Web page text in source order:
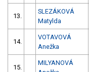
13.
SLEZÁKOVÁ
Matylda
14.
VOTAVOVÁ
Anežka
15.
MILYANOVÁ